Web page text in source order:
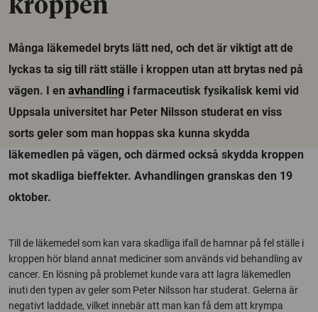
kroppen
Många läkemedel bryts lätt ned, och det är viktigt att de
lyckas ta sig till rätt ställe i kroppen utan att brytas ned på
vägen. I en avhandling i farmaceutisk fysikalisk kemi vid
Uppsala universitet har Peter Nilsson studerat en viss
sorts geler som man hoppas ska kunna skydda
läkemedlen på vägen, och därmed också skydda kroppen
mot skadliga bieffekter. Avhandlingen granskas den 19
oktober.
Till de läkemedel som kan vara skadliga ifall de hamnar på fel ställe i
kroppen hör bland annat mediciner som används vid behandling av
cancer. En lösning på problemet kunde vara att lagra läkemedlen
inuti den typen av geler som Peter Nilsson har studerat. Gelerna är
negativt laddade, vilket innebär att man kan få dem att krympa